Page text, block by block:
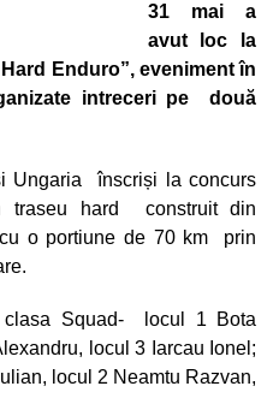
31 mai a
avut loc la
Enduro”, eveniment în
intreceri pe două
Ungaria înscriși la concurs
hard construit din
o portiune de 70 km prin
clasa Squad- locul 1 Bota
locul 3 Iarcau Ionel;
locul 2 Neamtu Razvan,